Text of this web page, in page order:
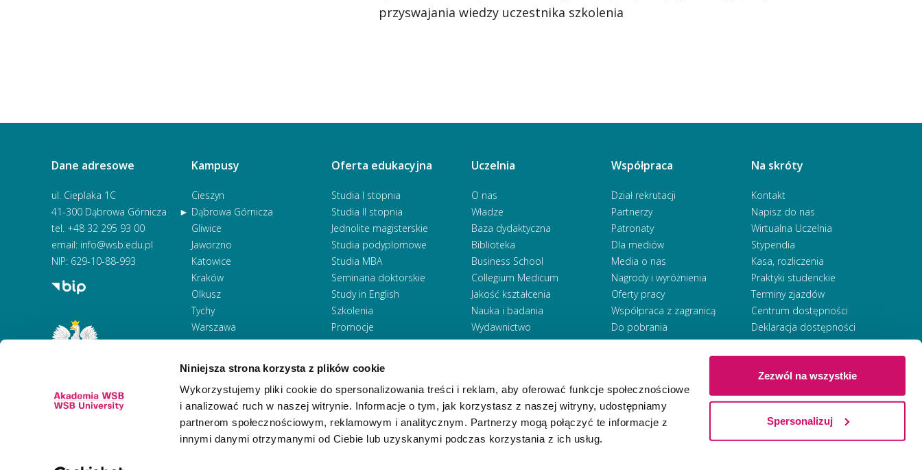
Niniejsza strona korzysta z plików cookie
Wykorzystujemy pliki cookie do spersonalizowania treści i reklam, aby oferować funkcje społecznościowe
i analizować ruch w naszej witrynie. Informacje o tym, jak korzystasz z naszej witryny, udostępniamy
partnerom społecznościowym, reklamowym i analitycznym. Partnerzy mogą połączyć te informacje z
innymi danymi otrzymanymi od Ciebie lub uzyskanymi podczas korzystania z ich usług.
Zezwól na wszystkie
Spersonalizuj
przyswajania wiedzy uczestnika szkolenia
Dane adresowe
ul. Cieplaka 1C
41-300 Dąbrowa Górnicza
tel. +48 32 295 93 00
email: info@wsb.edu.pl
NIP: 629-10-88-993
Kampusy
Cieszyn
Dąbrowa Górnicza
Gliwice
Jaworzno
Katowice
Kraków
Olkusz
Tychy
Warszawa
Zawiercie
Oferta edukacyjna
Studia I stopnia
Studia II stopnia
Jednolite magisterskie
Studia podyplomowe
Studia MBA
Seminaria doktorskie
Study in English
Szkolenia
Promocje
Zasady rekrutacji
Uczelnia
O nas
Władze
Baza dydaktyczna
Biblioteka
Business School
Collegium Medicum
Jakość kształcenia
Nauka i badania
Wydawnictwo
Zrównoważony rozwój
Współpraca
Dział rekrutacji
Partnerzy
Patronaty
Dla mediów
Media o nas
Nagrody i wyróżnienia
Oferty pracy
Współpraca z zagranicą
Do pobrania
Na skróty
Kontakt
Napisz do nas
Wirtualna Uczelnia
Stypendia
Kasa, rozliczenia
Praktyki studenckie
Terminy zjazdów
Centrum dostępności
Deklaracja dostępności
RODO
Ⓒ 2026 Akademia WSBWSB University